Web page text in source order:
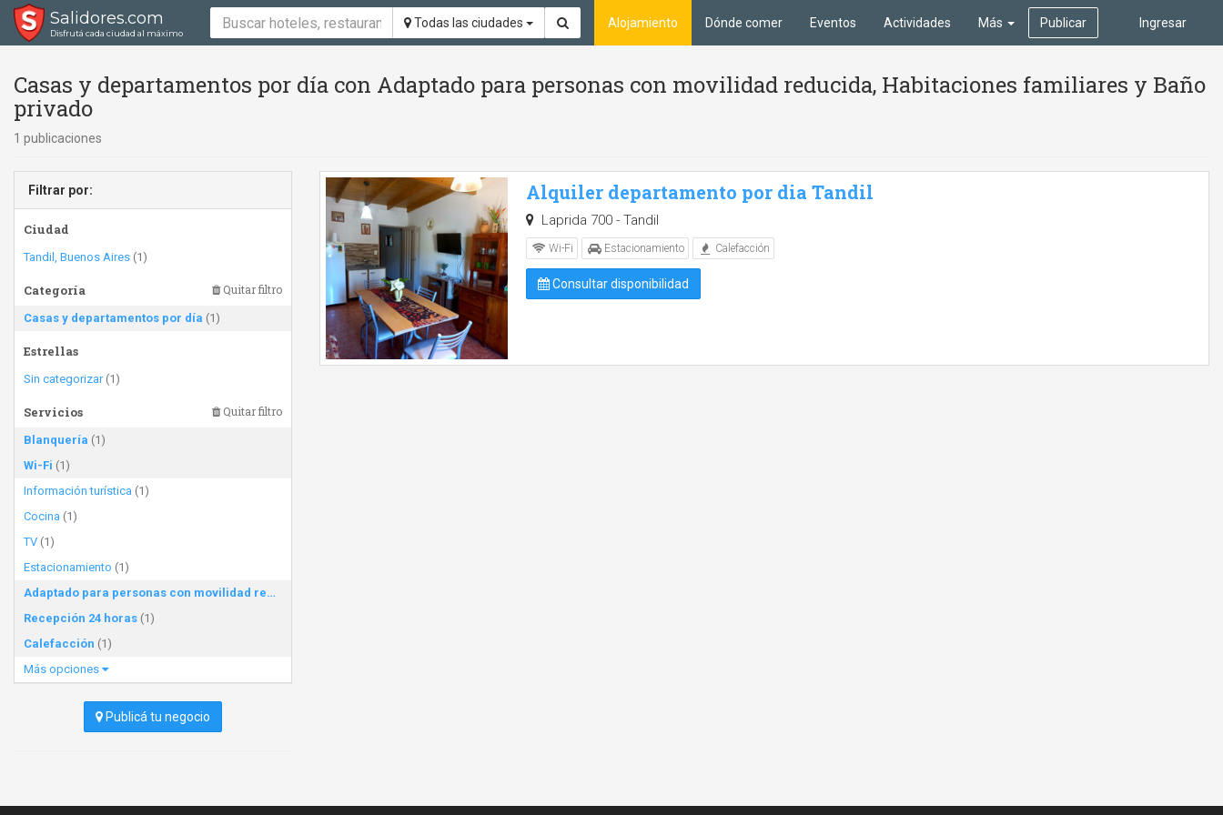
Salidores.com
Disfrutá cada ciudad al máximo
Todas las ciudades Ingresar
Alojamiento Dónde comer Eventos Actividades Más Publicar
Casas y departamentos por día con Adaptado para personas con movilidad reducida, Habitaciones familiares y Baño
privado
1 publicaciones
Filtrar por:
Ciudad
Tandil, Buenos Aires (1)
Categoría Quitar filtro
Casas y departamentos por día (1)
Estrellas
Sin categorizar(1)
Servicios Quitar filtro
Blanquería (1)
Wi-Fi (1)
Información turística (1)
Cocina (1)
TV (1)
Estacionamiento (1)
Adaptado para personas con movilidad reducida
Recepción 24 horas (1)
Calefacción (1)
Más opciones
Publicá tu negocio
Alquiler departamento por dia Tandil
Laprida 700 - Tandil
Wi-Fi Estacionamiento Calefacción
Consultar disponibilidad